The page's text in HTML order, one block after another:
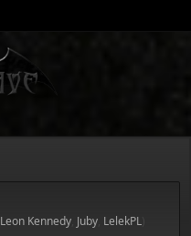
Leon Kennedy Juby LelekPL